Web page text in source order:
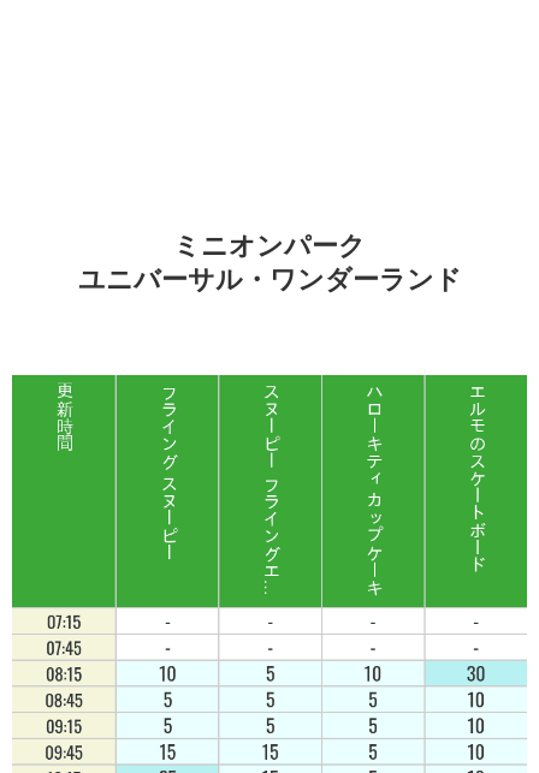
ミニオンパーク
ユニバーサル・ワンダーランド